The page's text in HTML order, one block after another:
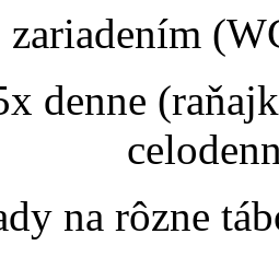
zariadením
denne
na rôzne